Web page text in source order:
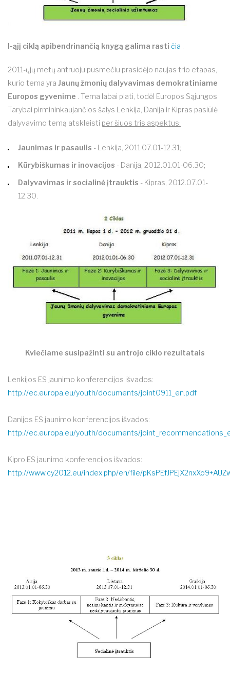
I-ąjį ciklą apibendrinančią knygą galima rasti čia
2011-ųjų metų antruoju pusmečiu prasidėjo naujas trio etapas,
kurio tema yra Jaunų žmonių dalyvavimas demokratiniame
Europos gyvenime . Tema labai plati, todėl Europos Sąjungos
Tarybai pirmininkaujančios šalys Lenkija, Danija ir Kipras pasiūlė
dalyvavimo temą atskleisti per šiuos tris aspektus:
Jaunimas ir pasaulis - Lenkija, 2011.07.01-12.31;
Kūrybiškumas ir inovacijos - Danija, 2012.01.01-06.30;
Dalyvavimas ir socialinė įtrauktis - Kipras, 2012.07.01-
12.30.
Kviečiame susipažinti su antrojo ciklo rezultatais
Lenkijos ES jaunimo konferencijos išvados:
http://ec.europa.eu/youth/documents/joint0911_en.pdf
Danijos ES jaunimo konferencijos išvados:
http://ec.europa.eu/youth/documents/
Kipro ES jaunimo konferencijos išvados:
http://www.cy2012.eu/index.php/en/file/